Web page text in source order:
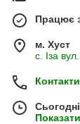
Працює
м. Хуст
с. Іза
Контакти